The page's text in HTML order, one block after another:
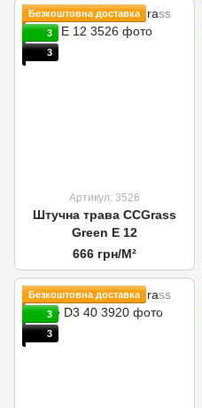
Безкоштовна доставка
3
3
Артикул: 3526
Штучна трава CCGrass
Green E 12
666 грн/М²
Безкоштовна доставка
3
3